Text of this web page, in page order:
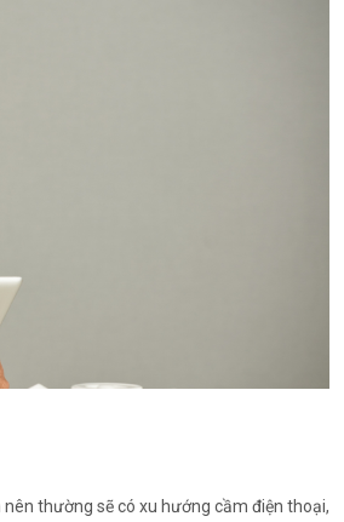
thường sẽ có xu hướng cầm điện thoại,